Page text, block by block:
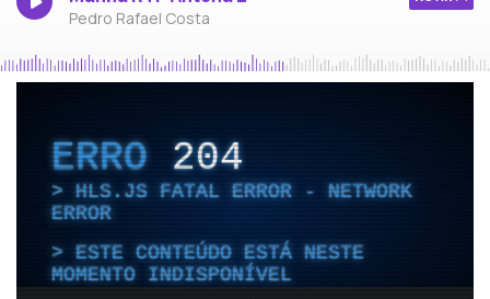
Pedro Rafael Costa
ERRO204
HLS.JS FATAL ERROR - NETWORK
ERROR
ESTE CONTEÚDO ESTÁ NESTE
MOMENTO INDISPONÍVEL